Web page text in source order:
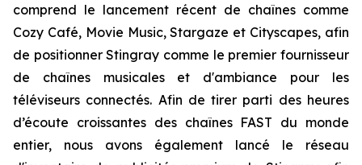
comprend le lancement récent de chaînes comme
Cozy Café, Movie Music, Stargaze et Cityscapes, afin
de positionner Stingray comme le premier fournisseur
de chaînes musicales et d'ambiance pour les
téléviseurs connectés. Afin de tirer parti des heures
d’écoute croissantes des chaînes FAST du monde
entier, nous avons également lancé le réseau